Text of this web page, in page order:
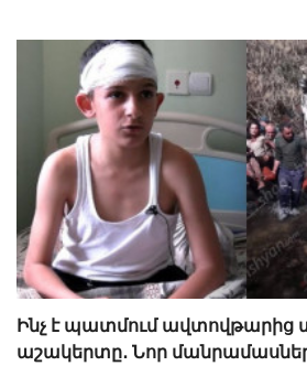
Ինչ է պատմում ավտովթարից
աշակերտը․ Նոր